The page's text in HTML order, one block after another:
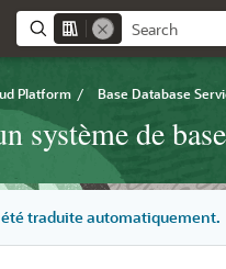
Platform / Base Database
système de
été traduite automatiquement.